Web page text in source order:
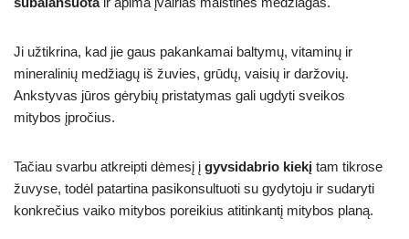
Ji užtikrina, kad jie gaus pakankamai baltymų, vitaminų ir
mineralinių medžiagų iš žuvies, grūdų, vaisių ir daržovių.
Ankstyvas jūros gėrybių pristatymas gali ugdyti sveikos
mitybos įpročius.
Tačiau svarbu atkreipti dėmesį į gyvsidabrio kiekį tam tikrose
žuvyse, todėl patartina pasikonsultuoti su gydytoju ir sudaryti
konkrečius vaiko mitybos poreikius atitinkantį mitybos planą.